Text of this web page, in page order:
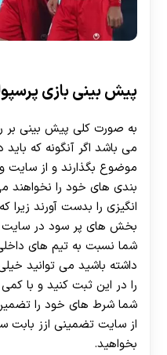
پیش بینی بازی
به صورت کلی پیش بینی بر
می باشد اگر آنگونه که
موضوع بگذارند و از
بندی های خود را
انگیزی را بدست آورند زیرا
بخش های پر سود در سایت
شما نسبت به تیم های
داشته باشید می توانید
را در این ثبت کنید و با
شما شرط های خود را
از سایت تضمینی ازز بابت
بخواهید.